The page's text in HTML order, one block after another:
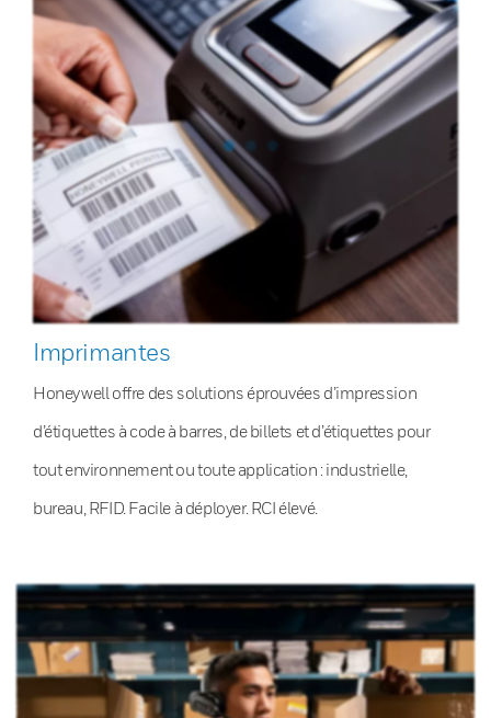
Imprimantes
Honeywell offre des solutions éprouvées d’impression
d’étiquettes à code à barres, de billets et d’étiquettes pour
tout environnement ou toute application : industrielle,
bureau, RFID. Facile à déployer. RCI élevé.